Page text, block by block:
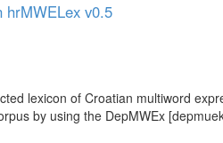
hrMWELex v0.5
lexicon of Croatian multiword
by using the DepMWEx